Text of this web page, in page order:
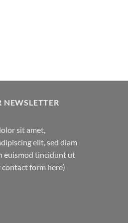
NEWSLETTER
sit amet,
elit, sed diam
euismod tincidunt ut
form here)